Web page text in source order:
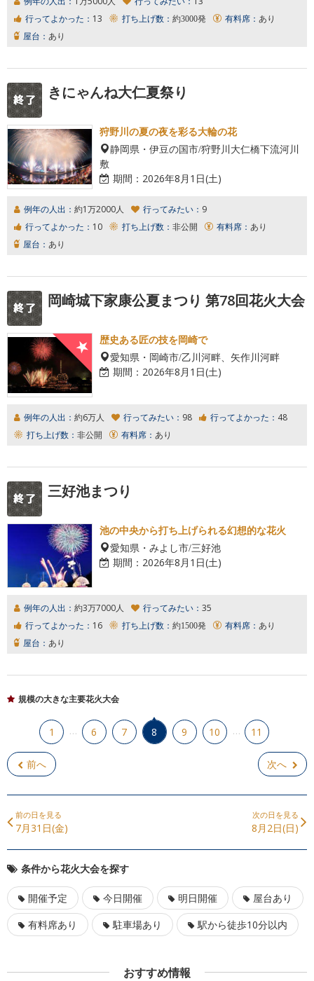
行ってよかった： 13 打ち上げ数： 約3000発 有料席： あり
屋台： あり
きにゃんね大仁夏祭り
狩野川の夏の夜を彩る大輪の花
静岡県・伊豆の国市/狩野川大仁橋下流河川
敷
期間： 2026年8月1日(土)
例年の人出： 約1万2000人 行ってみたい： 9
行ってよかった： 10 打ち上げ数： 非公開 有料席： あり
屋台： あり
岡崎城下家康公夏まつり 第78回花火大会
歴史ある匠の技を岡崎で
愛知県・岡崎市/乙川河畔、矢作川河畔
期間： 2026年8月1日(土)
例年の人出： 約6万人 行ってみたい： 98 行ってよかった： 48
打ち上げ数： 非公開 有料席： あり
三好池まつり
池の中央から打ち上げられる幻想的な花火
愛知県・みよし市/三好池
期間： 2026年8月1日(土)
例年の人出： 約3万7000人 行ってみたい： 35
行ってよかった： 16 打ち上げ数： 約1500発 有料席： あり
屋台： あり
規模の大きな主要花火大会
前へ
1 … 6 7 8 9 10 … 11
次へ
前の日を見る
7月31日(金)
次の日を見る
8月2日(日)
条件から花火大会を探す
開催予定 今日開催 明日開催
屋台あり
有料席あり
駐車場あり 駅から徒歩10分以内
おすすめ情報